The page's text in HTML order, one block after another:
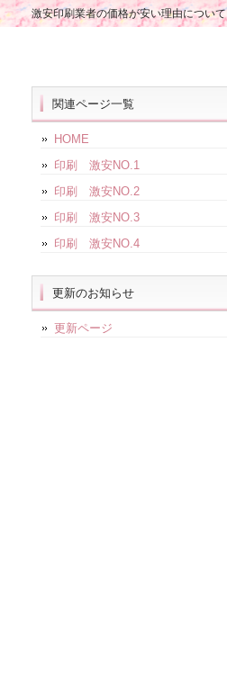
激安印刷業者の価格が安い理由について
関連ページ一覧
HOME
印刷 激安NO.1
印刷 激安NO.2
印刷 激安NO.3
印刷 激安NO.4
更新のお知らせ
更新ページ